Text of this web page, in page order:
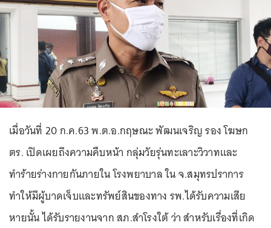
เมื่อวันที่ 20 ก.ค.63 พ.ต.อ.กฤษณะ พัฒนเจริญ รอง โฆษก
ตร. เปิดเผยถึงความคืบหน้า กลุ่มวัยรุ่นทะเลาะวิวาทและ
ทำร้ายร่างกายกันภายใน โรงพยาบาล ใน จ.สมุทรปราการ
ทำให้มีผู้บาดเจ็บและทรัพย์สินของทาง รพ.ได้รับความเสีย
หายนั้น ได้รับรายงานจาก สภ.สำโรงใต้ ว่า สำหรับเรื่องที่เกิด